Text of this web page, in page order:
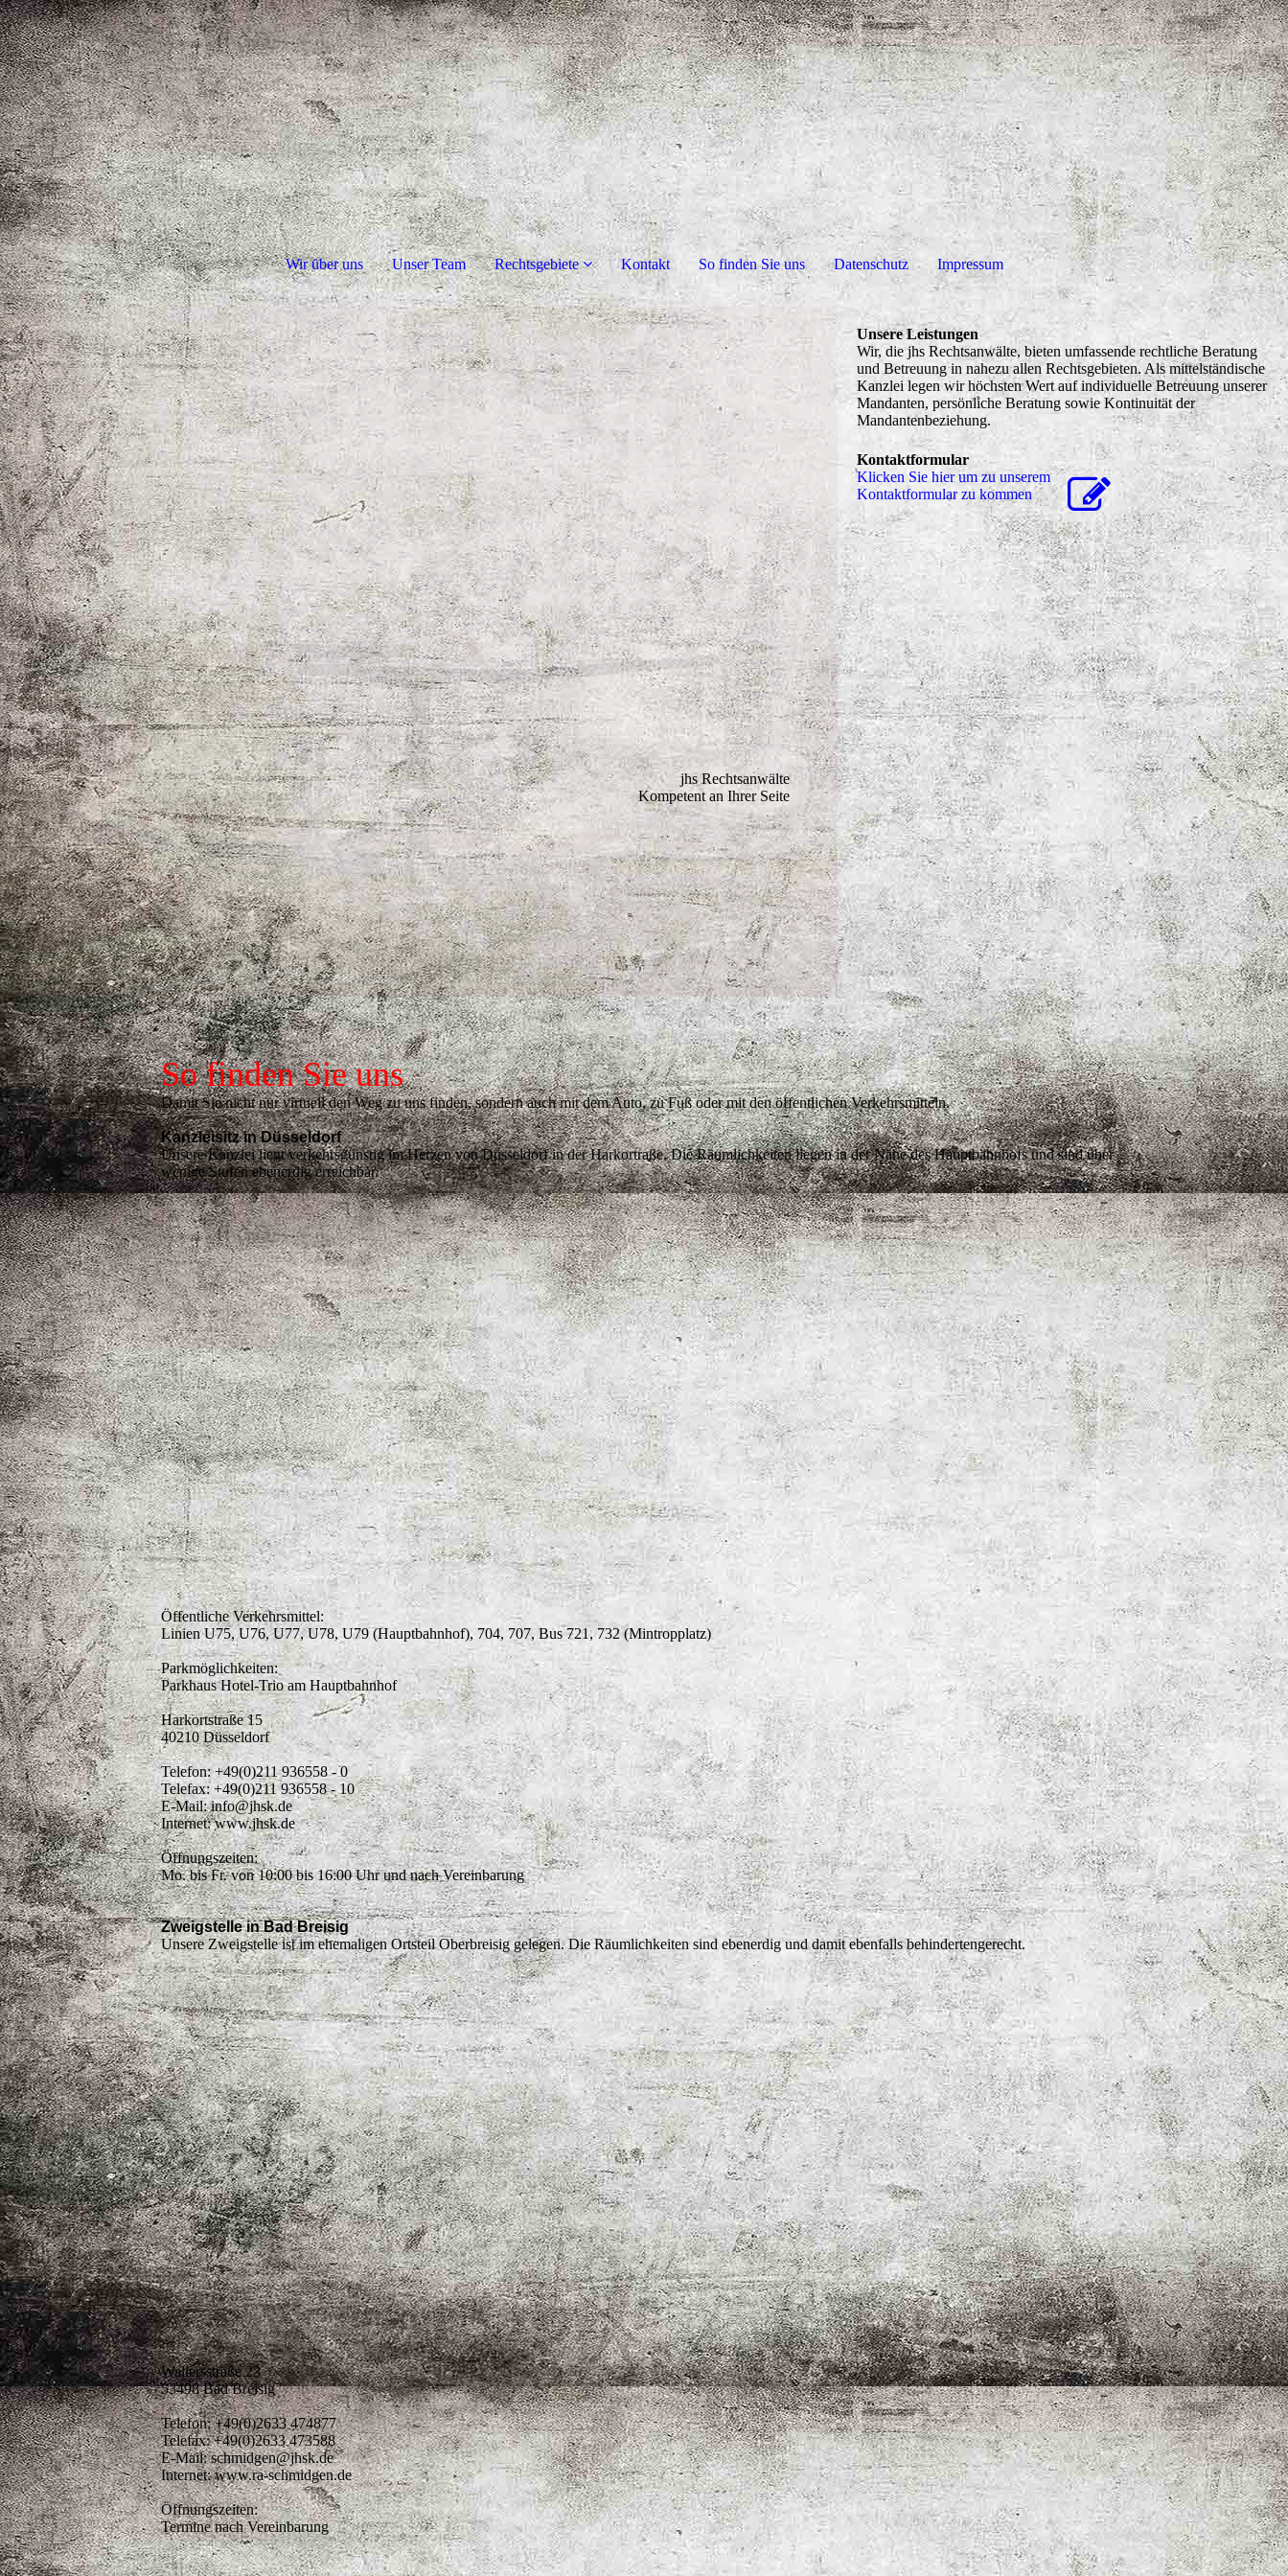
Wir über uns Unser Team Rechtsgebiete Kontakt So finden Sie uns Datenschutz Impressum
jhs Rechtsanwälte
Kompetent an Ihrer Seite
Unsere Leistungen
Wir, die jhs Rechtsanwälte, bieten umfassende rechtliche Beratung
und Betreuung in nahezu allen Rechtsgebieten. Als mittelständische
Kanzlei legen wir höchsten Wert auf individuelle Betreuung unserer
Mandanten, persönliche Beratung sowie Kontinuität der
Mandantenbeziehung.
Kontaktformular
Klicken Sie hier um zu unserem
Kon­takt­for­mu­lar zu kommen
So finden Sie uns
Damit Sie nicht nur virtuell den Weg zu uns finden, sondern auch mit dem Auto, zu Fuß oder mit den öffentlichen Verkehrsmitteln.
Kanzleisitz in Düsseldorf
Unsere Kanzlei liegt verkehrsgünstig im Herzen von Düsseldorf in der Harkortraße. Die Räumlichkeiten liegen in der Nähe des Hauptbahnhofs und sind über
wenige Stufen ebenerdig erreichbar.
Öffentliche Verkehrsmittel:
Linien U75, U76, U77, U78, U79 (Hauptbahnhof), 704, 707, Bus 721, 732 (Mintropplatz)
Parkmöglichkeiten:
Parkhaus Hotel-Trio am Hauptbahnhof
Harkortstraße 15
40210 Düsseldorf
Telefon: +49(0)211 936558 - 0
Telefax: +49(0)211 936558 - 10
E-Mail: info@jhsk.de
Internet: www.jhsk.de
Öffnungszeiten:
Mo. bis Fr. von 10:00 bis 16:00 Uhr und nach Vereinbarung
Zweigstelle in Bad Breisig
Unsere Zweigstelle ist im ehemaligen Ortsteil Oberbreisig gelegen. Die Räumlichkeiten sind ebenerdig und damit ebenfalls behindertengerecht.
Wallersstraße 23
53498 Bad Breisig
Telefon: +49(0)2633 474877
Telefax: +49(0)2633 473588
E-Mail: schmidgen@jhsk.de
Internet: www.ra-schmidgen.de
Öffnungszeiten:
Termine nach Vereinbarung